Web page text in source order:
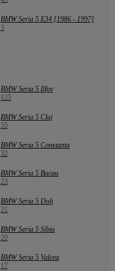
BMW Seria 5 E34 [1986 - 1997]
3
BMW Seria 5 Ilfov
125
BMW Seria 5 Cluj
55
BMW Seria 5 Constanta
32
BMW Seria 5 Bacau
23
BMW Seria 5 Dolj
21
BMW Seria 5 Sibiu
20
BMW Seria 5 Valcea
17